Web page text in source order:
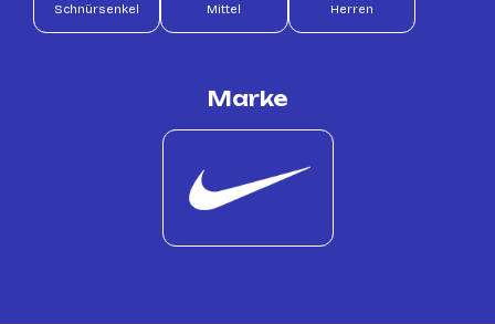
Schnürsenkel Mittel Herren
Marke